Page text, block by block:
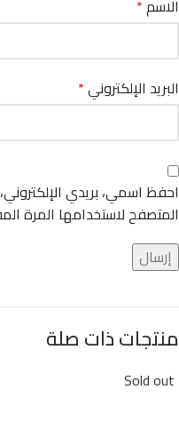
الاسم*
البريد الإلكتروني*
احفظ اسمي، بريدي
المتصفح لاستخدامها المرة
منتجات ذات صلة
Sold out